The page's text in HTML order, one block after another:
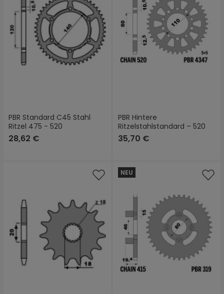
PBR Standard C45 Stahl
Ritzel 475 - 520
28,62 €
PBR Hintere
Ritzelstahlstandard – 520
35,70 €
NEU